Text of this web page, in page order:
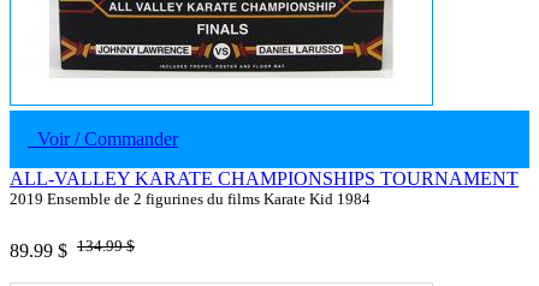
Voir / Commander
ALL-VALLEY KARATE CHAMPIONSHIPS TOURNAMENT
2019 Ensemble de 2 figurines du films Karate Kid 1984
89.99 $ 134.99 $